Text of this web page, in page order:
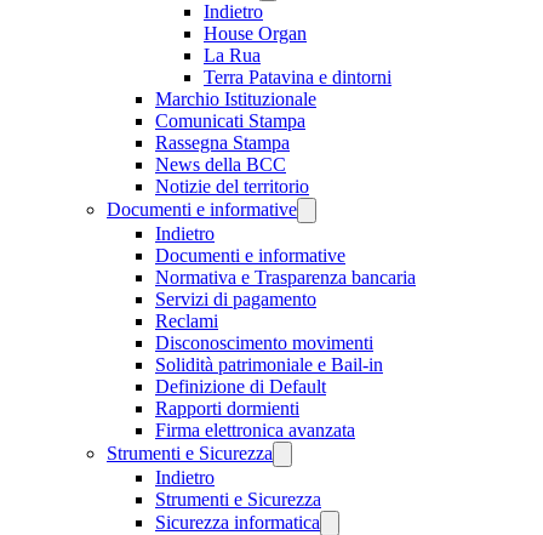
Indietro
House Organ
La Rua
Terra Patavina e dintorni
Marchio Istituzionale
Comunicati Stampa
Rassegna Stampa
News della BCC
Notizie del territorio
Documenti e informative
Indietro
Documenti e informative
Normativa e Trasparenza bancaria
Servizi di pagamento
Reclami
Disconoscimento movimenti
Solidità patrimoniale e Bail-in
Definizione di Default
Rapporti dormienti
Firma elettronica avanzata
Strumenti e Sicurezza
Indietro
Strumenti e Sicurezza
Sicurezza informatica